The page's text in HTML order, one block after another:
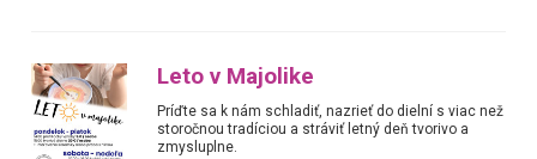
Leto v Majolike
Príďte sa k nám schladiť, nazrieť do dielní s viac než
storočnou tradíciou a stráviť letný deň tvorivo a
zmysluplne.